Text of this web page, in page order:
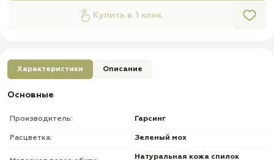
Купить в 1 клик
Характеристики Описание
Основные
Производитель: Гарсинг
Расцветка: Зеленый мох
Натуральная кожа спилок